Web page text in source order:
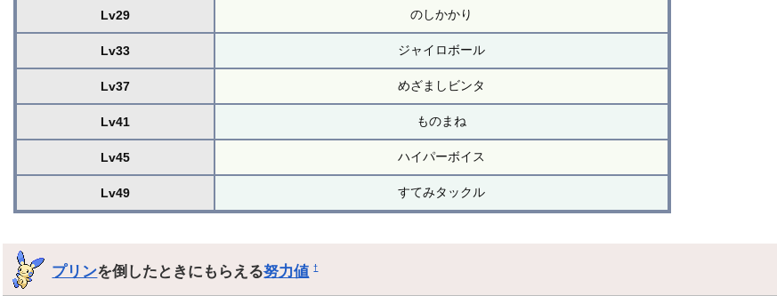
Lv29 のしかかり
Lv33 ジャイロボール
Lv37 めざましビンタ
Lv41 ものまね
Lv45 ハイパーボイス
Lv49 すてみタックル
プリンを倒したときにもらえる努力値 †